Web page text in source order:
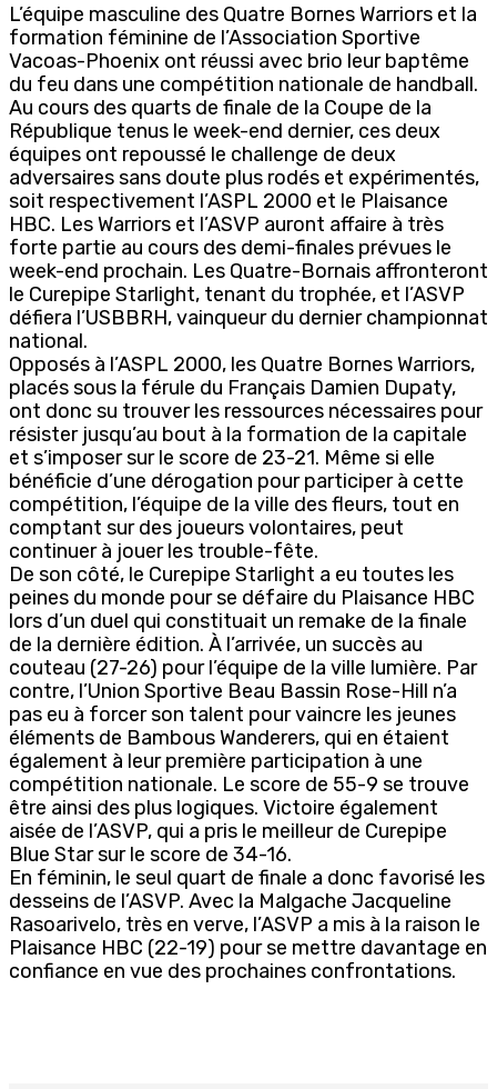
L’équipe masculine des Quatre Bornes Warriors et la
formation féminine de l’Association Sportive
Vacoas-Phoenix ont réussi avec brio leur baptême
du feu dans une compétition nationale de handball.
Au cours des quarts de finale de la Coupe de la
République tenus le week-end dernier, ces deux
équipes ont repoussé le challenge de deux
adversaires sans doute plus rodés et expérimentés,
soit respectivement l’ASPL 2000 et le Plaisance
HBC. Les Warriors et l’ASVP auront affaire à très
forte partie au cours des demi-finales prévues le
week-end prochain. Les Quatre-Bornais affronteront
le Curepipe Starlight, tenant du trophée, et l’ASVP
défiera l’USBBRH, vainqueur du dernier championnat
national.
Opposés à l’ASPL 2000, les Quatre Bornes Warriors,
placés sous la férule du Français Damien Dupaty,
ont donc su trouver les ressources nécessaires pour
résister jusqu’au bout à la formation de la capitale
et s’imposer sur le score de 23-21. Même si elle
bénéficie d’une dérogation pour participer à cette
compétition, l’équipe de la ville des fleurs, tout en
comptant sur des joueurs volontaires, peut
continuer à jouer les trouble-fête.
De son côté, le Curepipe Starlight a eu toutes les
peines du monde pour se défaire du Plaisance HBC
lors d’un duel qui constituait un remake de la finale
de la dernière édition. À l’arrivée, un succès au
couteau (27-26) pour l’équipe de la ville lumière. Par
contre, l’Union Sportive Beau Bassin Rose-Hill n’a
pas eu à forcer son talent pour vaincre les jeunes
éléments de Bambous Wanderers, qui en étaient
également à leur première participation à une
compétition nationale. Le score de 55-9 se trouve
être ainsi des plus logiques. Victoire également
aisée de l’ASVP, qui a pris le meilleur de Curepipe
Blue Star sur le score de 34-16.
En féminin, le seul quart de finale a donc favorisé les
desseins de l’ASVP. Avec la Malgache Jacqueline
Rasoarivelo, très en verve, l’ASVP a mis à la raison le
Plaisance HBC (22-19) pour se mettre davantage en
confiance en vue des prochaines confrontations.